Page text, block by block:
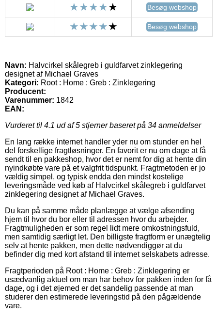
Besøg webshop
Besøg webshop
Navn: Halvcirkel skålegreb i guldfarvet zinklegering
designet af Michael Graves
Kategori: Root : Home : Greb : Zinklegering
Producent:
Varenummer: 1842
EAN:
Vurderet til 4.1 ud af 5 stjerner baseret på 34 anmeldelser
En lang række internet handler yder nu om stunder en hel
del forskellige fragtløsninger. En favorit er nu om dage at få
sendt til en pakkeshop, hvor det er nemt for dig at hente din
nyindkøbte vare på et valgfrit tidspunkt. Fragtmetoden er jo
vældig simpel, og typisk endda den mindst kostelige
leveringsmåde ved køb af Halvcirkel skålegreb i guldfarvet
zinklegering designet af Michael Graves.
Du kan på samme måde planlægge at vælge afsending
hjem til hvor du bor eller til adressen hvor du arbejder.
Fragtmuligheden er som regel lidt mere omkostningsfuld,
men samtidig særligt let. Den billigste fragtform er unægtelig
selv at hente pakken, men dette nødvendiggør at du
befinder dig med kort afstand til internet selskabets adresse.
Fragtperioden på Root : Home : Greb : Zinklegering er
usædvanlig aktuel om man har behov for pakken inden for få
dage, og i det øjemed er det sandelig passende at man
studerer den estimerede leveringstid på den pågældende
vare.